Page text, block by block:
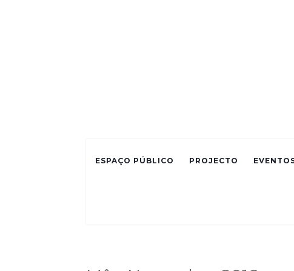
ESPAÇO PÚBLICO PROJECTO